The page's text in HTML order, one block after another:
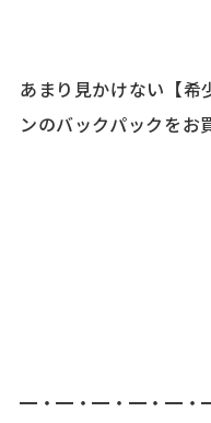
あまり見かけない【希
ンのバックパックを
━・━・━・━・━・